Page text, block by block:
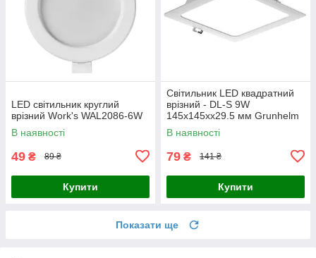
LED світильник круглий
врізний Work's WAL2086-6W
В наявності
49 ₴ 89 ₴
Купити
Cвітильник LED квадратний
врізний - DL-S 9W
145х145хх29.5 мм Grunhelm
В наявності
79 ₴ 141 ₴
Купити
Показати ще